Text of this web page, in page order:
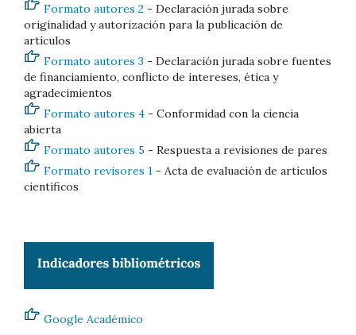
Formato autores 2 - Declaración jurada sobre
originalidad y autorización para la publicación de
artículos
Formato autores 3 - Declaración jurada sobre fuentes
de financiamiento, conflicto de intereses, ética y
agradecimientos
Formato autores 4 - Conformidad con la ciencia
abierta
Formato autores 5 - Respuesta a revisiones de pares
Formato revisores 1 - Acta de evaluación de artículos
científicos
Google Académico